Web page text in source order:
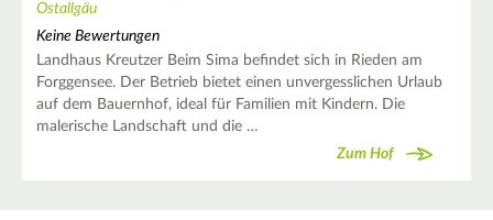
Ostallgäu
Keine Bewertungen
Landhaus Kreutzer Beim Sima befindet sich in Rieden am
Forggensee. Der Betrieb bietet einen unvergesslichen Urlaub
auf dem Bauernhof, ideal für Familien mit Kindern. Die
malerische Landschaft und die …
Zum Hof